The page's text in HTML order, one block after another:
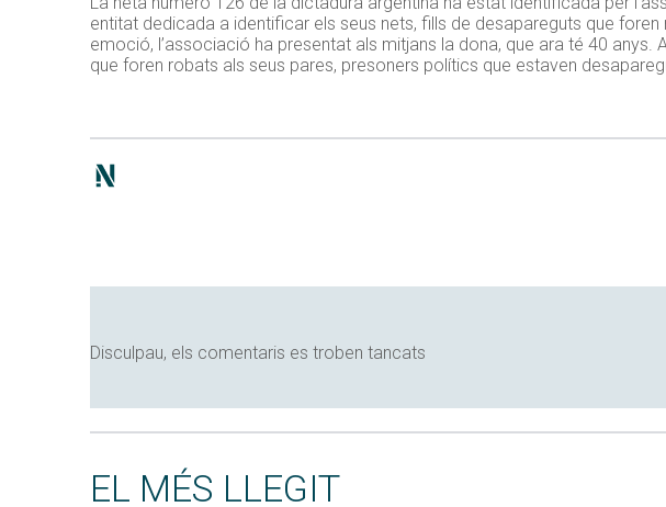
entitat dedicada a identificar els seus nets, fills de desapareguts que
emoció, l’associació ha presentat als mitjans la dona, que ara té 40
que foren robats als seus pares, presoners polítics que estaven
Disculpau, els comentaris es troben tancats
EL MÉS LLEGIT